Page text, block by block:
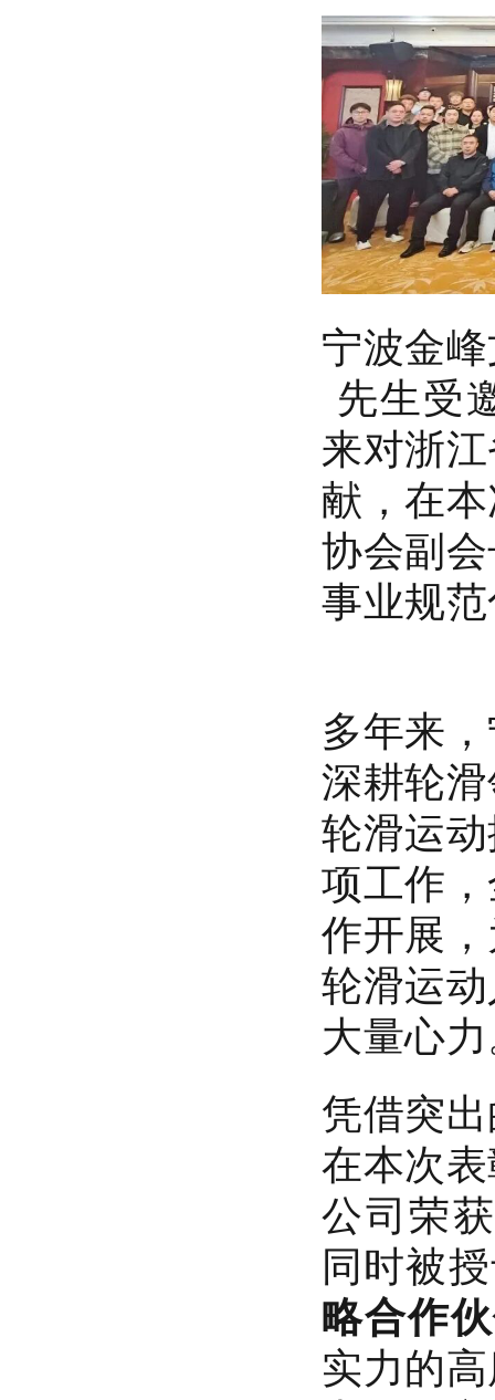
宁波金
先生受
来对浙
献，在
协会副
事业规
多年来
深耕轮
轮滑运
项工作
作开展
轮滑运
大量心
凭借突
在本次
公司荣
同时被
略合作
实力的